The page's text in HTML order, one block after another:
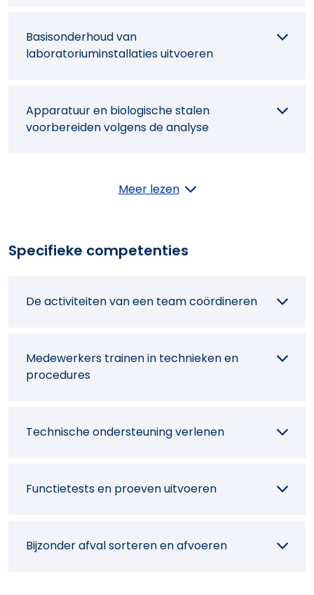
Basisonderhoud van
laboratoriuminstallaties uitvoeren
Apparatuur en biologische stalen
voorbereiden volgens de analyse
De laboratoriumuitrusting controleren
De staat van een laboratoriumstaal
controleren
Meer lezen
Specifieke competenties
De activiteiten van een team coördineren
Medewerkers trainen in technieken en
procedures
Technische ondersteuning verlenen
Functietests en proeven uitvoeren
Bijzonder afval sorteren en afvoeren